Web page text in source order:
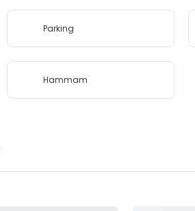
Parking
Hammam